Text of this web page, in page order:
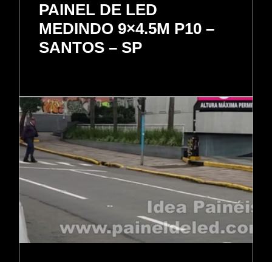
PAINEL DE LED
MEDINDO 9×4.5M P10 –
SANTOS – SP